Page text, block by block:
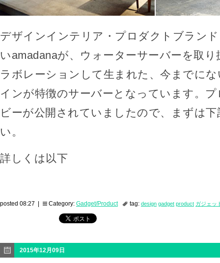
デザインインテリア・プロダクトブラン
いamadanaが、ウォーターサーバーを取り
ラボレーションして生まれた、今までに
インが特徴のサーバーとなっています。
ビーが公開されていましたので、まずは
い。
詳しくは以下
posted 08:27 | Category: Gadget/Product tag: design gadget product ガジェッ
2015年12月09日